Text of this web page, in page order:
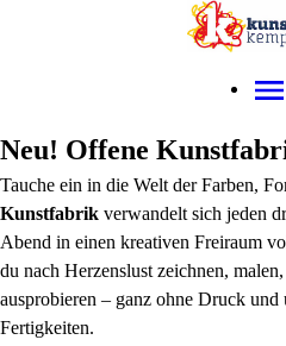
Neu! Offene
Tauche ein in die Welt der Farben,
Kunstfabrik verwandelt sich jeden
Abend in einen kreativen Freiraum
du nach Herzenslust zeichnen,
ausprobieren – ganz ohne Druck und
Fertigkeiten.